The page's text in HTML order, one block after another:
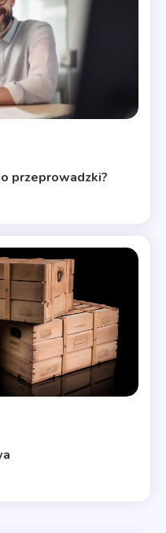
przeprowadzki?